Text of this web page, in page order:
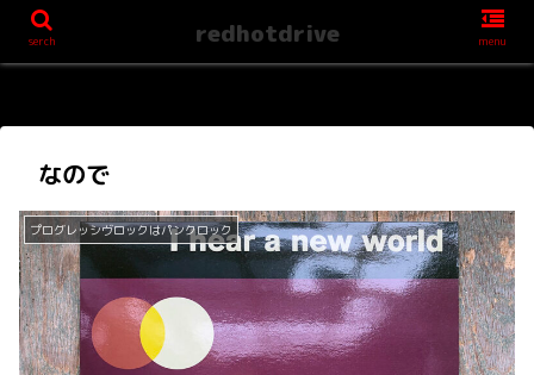
なので
プログレッシヴロックはパンクロック
serch redhotdrive menu